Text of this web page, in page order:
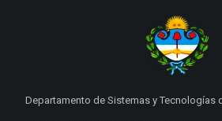
Departamento de Sistemas y Tecnologías